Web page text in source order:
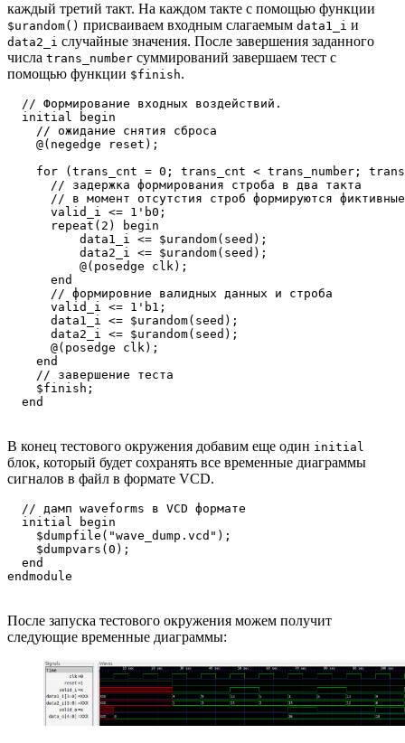
каждый третий такт. На каждом такте с помощью функции
$urandom() присваиваем входным слагаемым data1_i и
data2_i случайные значения. После завершения заданного
числа trans_number суммирований завершаем тест с
помощью функции $finish.
  // Формирование входных воздействий.
  initial begin
    // ожидание снятия сброса
    @(negedge reset);
for (trans_cnt = 0; trans_cnt < trans_number;
      // задержка формирования строба в два такта
// в момент отсутстия строб формируются
      valid_i <= 1'b0;
      repeat(2) begin
          data1_i <= $urandom(seed);
          data2_i <= $urandom(seed);
          @(posedge clk);
      end
      // формировние валидных данных и строба
      valid_i <= 1'b1;
      data1_i <= $urandom(seed);
      data2_i <= $urandom(seed);
      @(posedge clk);
    end
    // завершение теста
    $finish;
В конец тестового окружения добавим еще один initial
блок, который будет сохранять все временные диаграммы
сигналов в файл в формате VCD.
  // дамп waveforms в VCD формате
  initial begin
    $dumpfile("wave_dump.vcd");
    $dumpvars(0);
  end
После запуска тестового окружения можем получит
следующие временные диаграммы: